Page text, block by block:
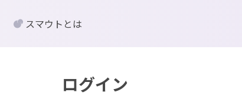
ログイン
スマウトとは